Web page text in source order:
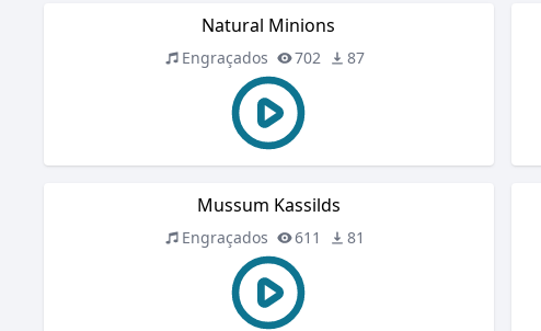
Natural Minions
Engraçados 702 87
Mussum Kassilds
Engraçados 611 81